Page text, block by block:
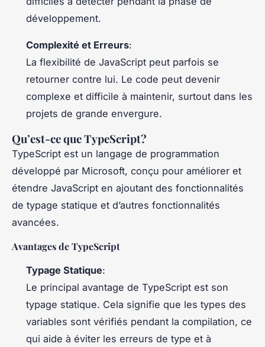
développement.
Complexité et Erreurs:
La flexibilité de JavaScript peut parfois se
retourner contre lui. Le code peut devenir
complexe et difficile à maintenir, surtout dans les
projets de grande envergure.
Qu’est-ce que TypeScript?
TypeScript est un langage de programmation
développé par Microsoft, conçu pour améliorer et
étendre JavaScript en ajoutant des fonctionnalités
de typage statique et d’autres fonctionnalités
avancées.
Avantages de TypeScript
Typage Statique:
Le principal avantage de TypeScript est son
typage statique. Cela signifie que les types des
variables sont vérifiés pendant la compilation, ce
qui aide à éviter les erreurs de type et à